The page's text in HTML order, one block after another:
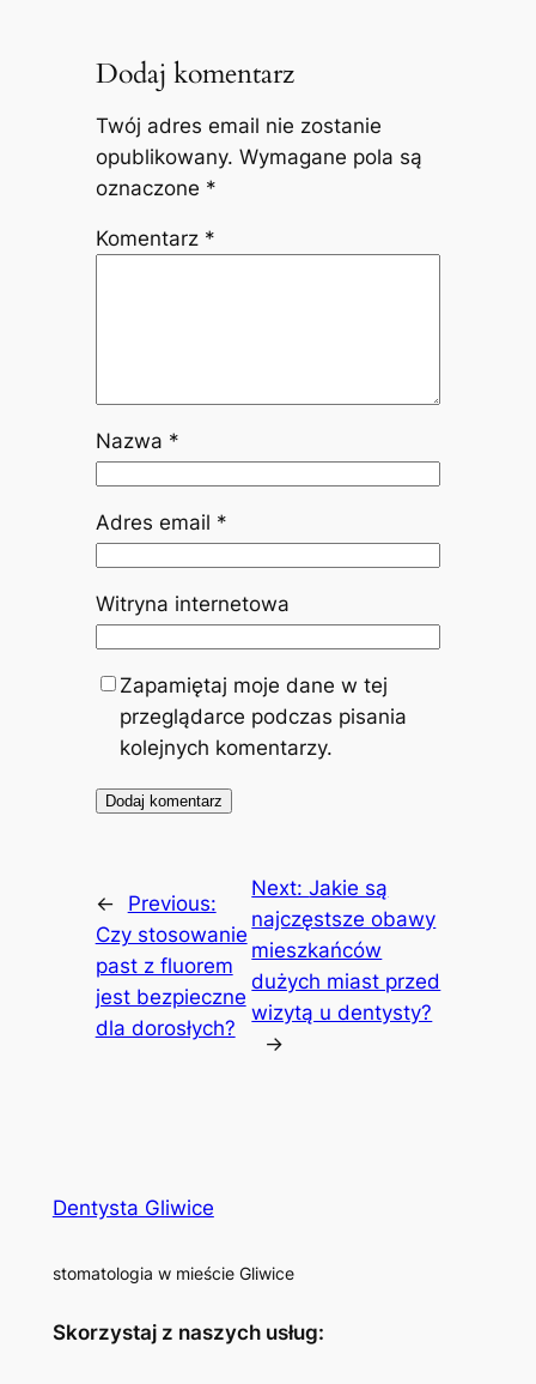
Dodaj komentarz
Twój adres email nie zostanie
opublikowany. Wymagane pola są
oznaczone *
Komentarz *
Nazwa *
Adres email *
Witryna internetowa
Zapamiętaj moje dane w tej
przeglądarce podczas pisania
kolejnych komentarzy.
←
Previous:
Czy stosowanie
past z fluorem
jest bezpieczne
dla dorosłych?
Next:Jakie są
najczęstsze obawy
mieszkańców
dużych miast przed
wizytą u dentysty?
→
Dentysta Gliwice
stomatologia w mieście Gliwice
Skorzystaj z naszych usług: